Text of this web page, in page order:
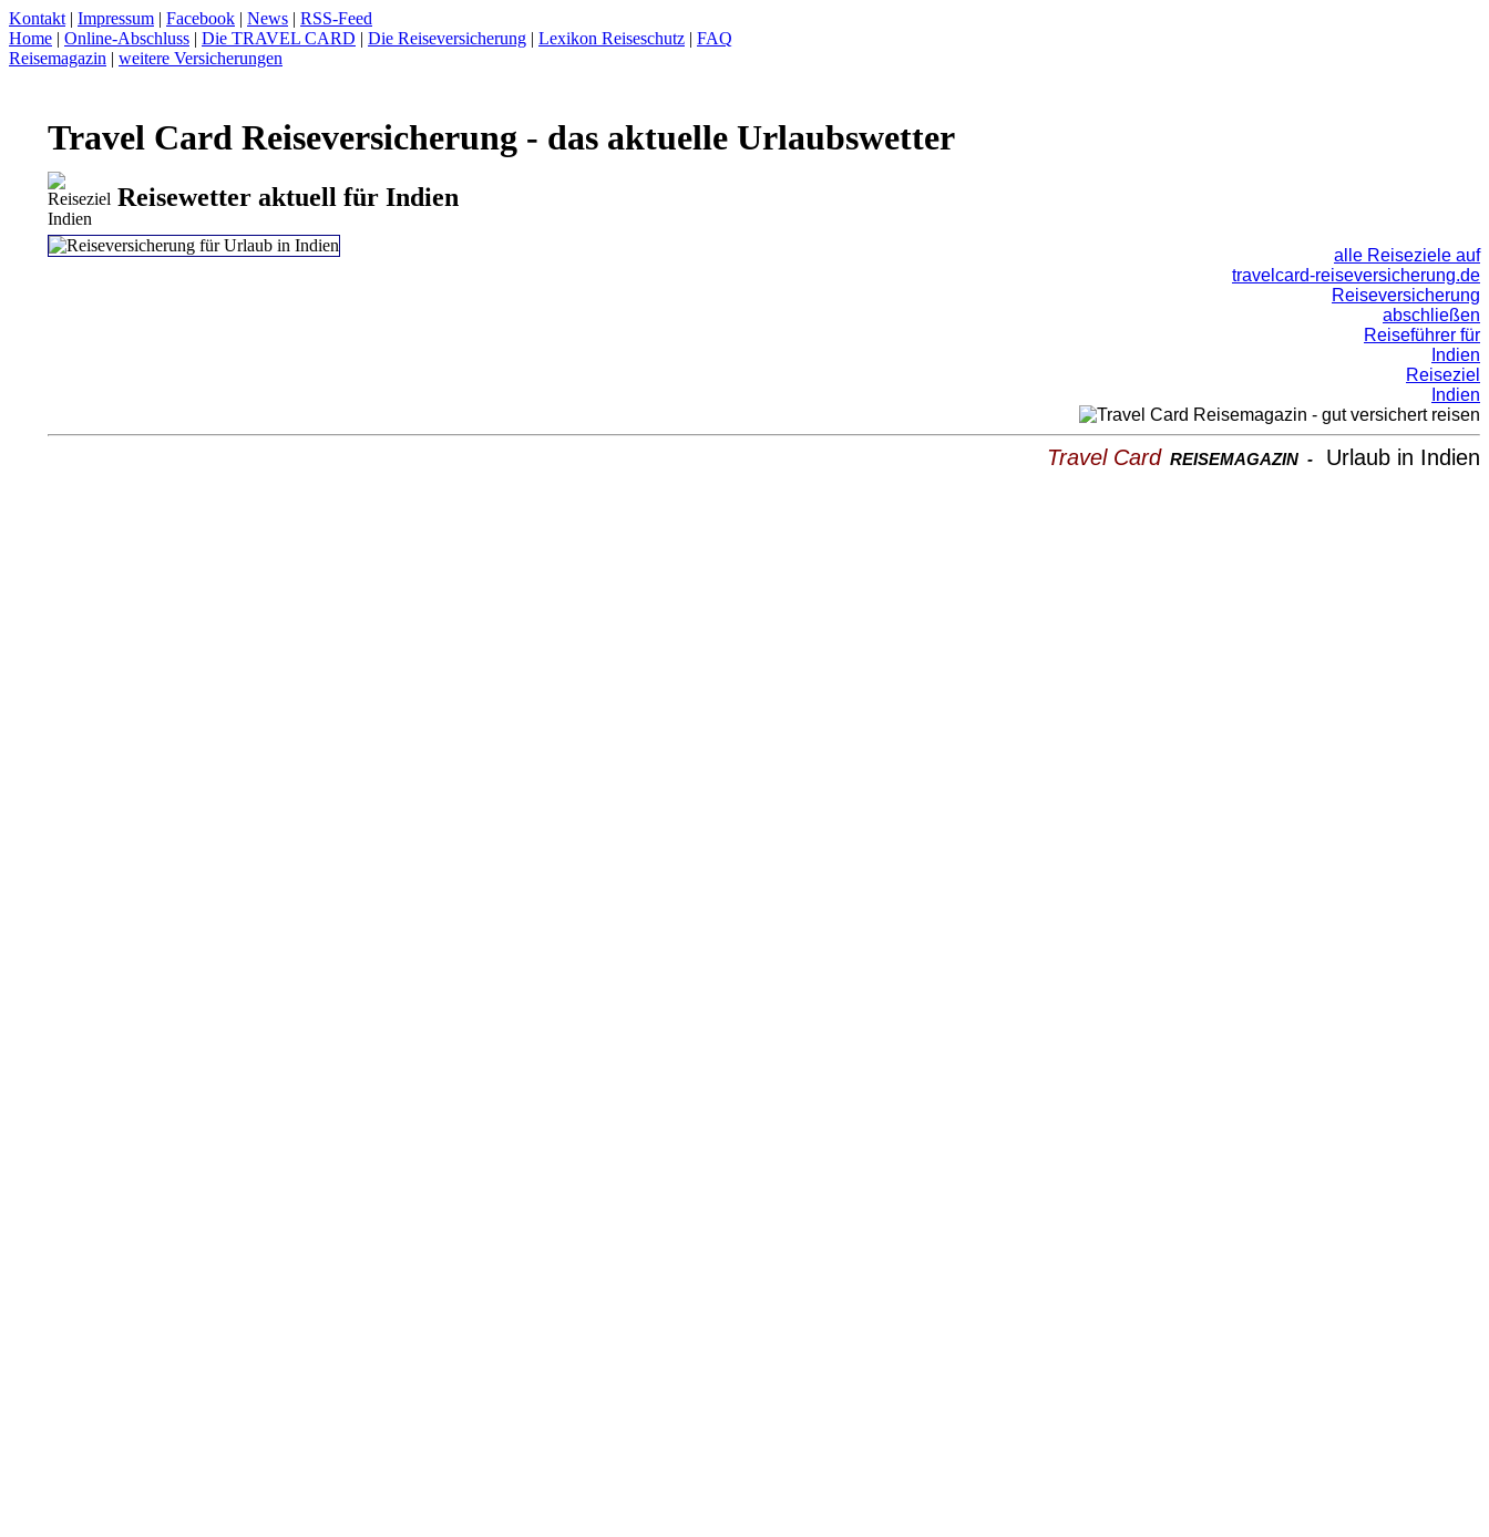
Kontakt | Impressum | Facebook | News | RSS-Feed
Home | Online-Abschluss | Die TRAVEL CARD | Die Reiseversicherung | Lexikon Reiseschutz | FAQ
Reisemagazin | weitere Versicherungen
Travel Card Reiseversicherung - das aktuelle Urlaubswetter
Reisewetter aktuell für Indien
alle Reiseziele auf
travelcard-reiseversicherung.de
Reiseversicherung
abschließen
Reiseführer für
Indien
Reiseziel
Indien
Travel Card REISEMAGAZIN - Urlaub in Indien